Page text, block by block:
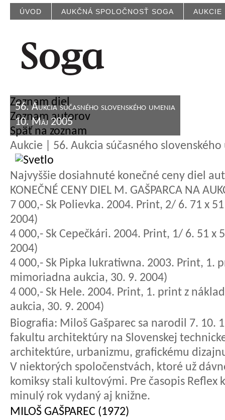
ÚVOD AUKČNÁ SPOLOČNOSŤ SOGA AUKCIE
56. Aukcia súčasného slovenského umenia
10. Máj 2005
Zoznam diel
Zoznam autorov
Späť na zoznam
Aukcie | 56. Aukcia súčasného
Najvyššie dosiahnuté konečné ceny diel
KONEČNÉ CENY DIEL M. GAŠPARCA NA
7 000,- Sk Polievka. 2004. Print, 2/ 6. 71 x
2004)
4 000,- Sk Cepečkári. 2004. Print, 1/ 6. 51
2004)
4 000,- Sk Pipka lukratiwna. 2003. Print, 1.
mimoriadna aukcia, 30. 9. 2004)
4 000,- Sk Hele. 2004. Print, 1. print z
aukcia, 30. 9. 2004)
Biografia: Miloš Gašparec sa narodil 7. 10.
fakultu architektúry na Slovenskej
architektúre, urbanizmu, grafickému
V niektorých spoločenstvách, ktoré už
komiksy stali kultovými. Pre časopis Reflex
minulý rok vydaný aj knižne.
MILOŠ GAŠPAREC (1972)